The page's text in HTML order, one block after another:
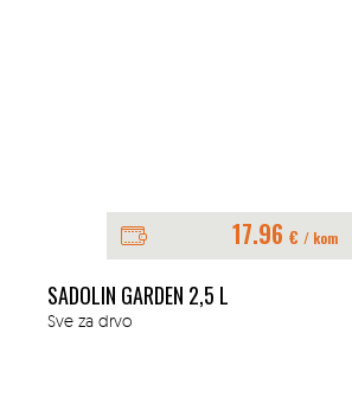
17.96 € / kom
SADOLIN GARDEN 2,5 L
Sve za drvo